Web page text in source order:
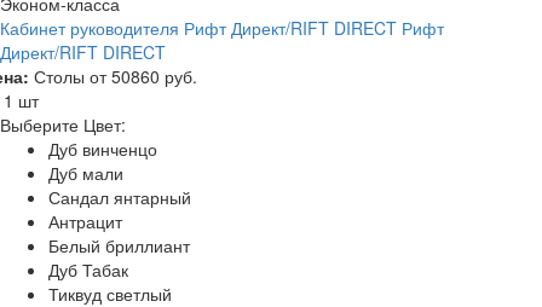
Кабинет руководителя Рифт Директ/RIFT DIRECT Рифт
Директ/RIFT DIRECT
Столы от50860 руб.
1 шт
Выберите Цвет:
Дуб винченцо
Дуб мали
Сандал янтарный
Антрацит
Белый бриллиант
Дуб Табак
Тиквуд светлый